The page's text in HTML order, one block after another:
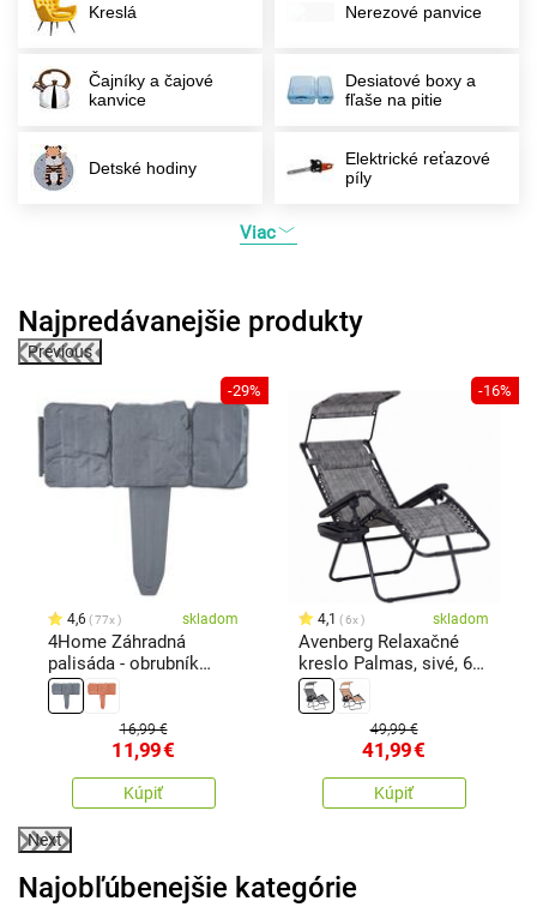
Kreslá Nerezové panvice
Čajníky a čajové
kanvice
Desiatové boxy a
fľaše na pitie
Detské hodiny
Elektrické reťazové
píly
Viac
Najpredávanejšie produkty
Previous
-29%
4,6 77x skladom
4Home Záhradná
palisáda - obrubník
Stone, 2,5 m
16,99 €
11,99€
Kúpiť
-16%
4,1 6x skladom
Avenberg Relaxačné
kreslo Palmas, sivé, 67
x 90 x110 cm
49,99 €
41,99€
Kúpiť
Next
Najobľúbenejšie kategórie